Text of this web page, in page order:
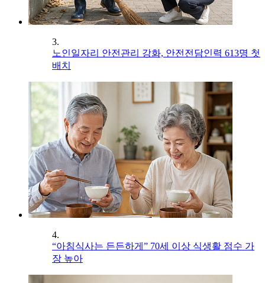
3.
노인일자리 안전관리 강화, 안전전담인력 613명 첫
배치
4.
“아침식사는 든든하게” 70세 이상 식생활 점수 가
장 높아